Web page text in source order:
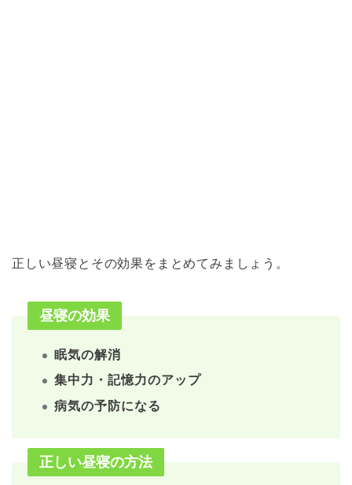
正しい昼寝とその効果をまとめてみましょう。
昼寝の効果
眠気の解消
集中力・記憶力のアップ
病気の予防になる
正しい昼寝の方法